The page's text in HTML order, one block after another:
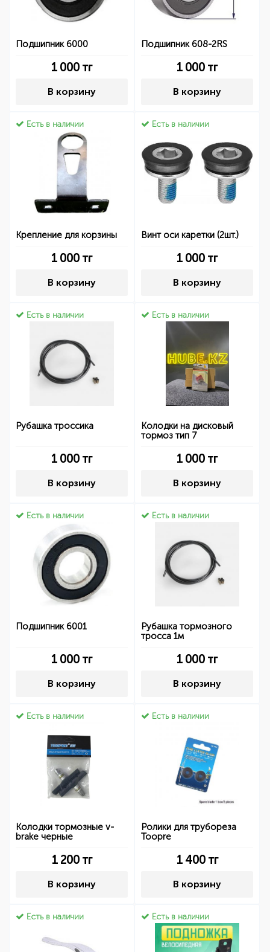
Подшипник 6000
1 000 тг
В корзину
Подшипник 608-2RS
1 000 тг
В корзину
Есть в наличии
Крепление для корзины
1 000 тг
В корзину
Есть в наличии
Винт оси каретки (2шт.)
1 000 тг
В корзину
Есть в наличии
Рубашка троссика
1 000 тг
В корзину
Есть в наличии
Колодки на дисковый
тормоз тип 7
1 000 тг
В корзину
Есть в наличии
Подшипник 6001
1 000 тг
В корзину
Есть в наличии
Рубашка тормозного
тросса 1м
1 000 тг
В корзину
Есть в наличии
Колодки тормозные v-
brake черные
1 200тг
В корзину
Есть в наличии
Ролики для трубореза
Toopre
1 400тг
В корзину
Есть в наличии Есть в наличии